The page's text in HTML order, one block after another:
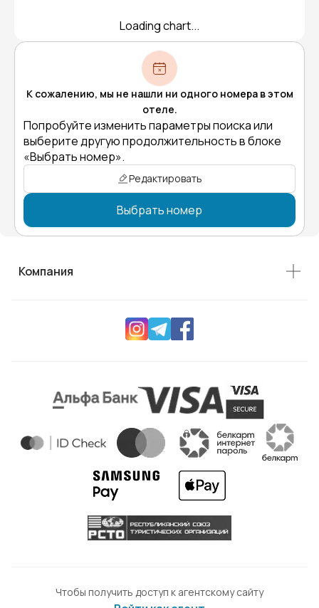
Loading chart...
К сожалению, мы не нашли ни одного номера в этом
отеле.
Попробуйте изменить параметры поиска или
выберите другую продолжительность в блоке
«Выбрать номер».
Редактировать
Выбрать номер
Компания
Чтобы получить доступ к агентскому сайту